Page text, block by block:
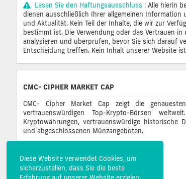
Diese Website verwendet Cookies, um
sicherzustellen, dass Sie die beste
Erfahrung auf unserer Website erzielen.
Lesen Sie den Haftungsausschluss : Alle hierin
dienen ausschließlich Ihrer allgemeinen Information
und Aktualität. Kein Teil der Inhalte, die wir zur
bestimmt ist. Die Verwendung oder das Vertrauen
analysieren und überprüfen, bevor Sie sich darauf
Entscheidung treffen. Kein Inhalt unserer Website
CMC- CIPHER MARKET CAP
CMC- Cipher Market Cap zeigt die
vertrauenswürdigen Top-Krypto-Börsen
Kryptowährungen, vertrauenswürdige historische
und abgeschlossenen Münzangeboten.